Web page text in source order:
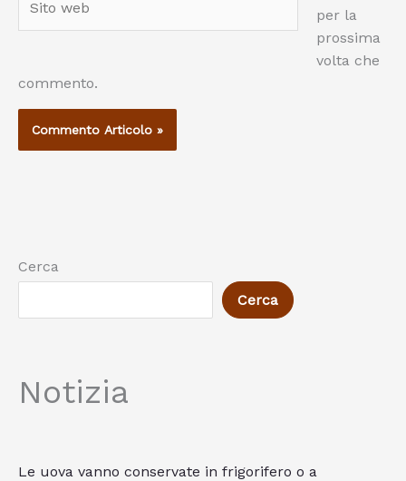
web
per la
prossima
volta che
commento.
Cerca
Cerca
Notizia
Le uova vanno conservate in frigorifero o a